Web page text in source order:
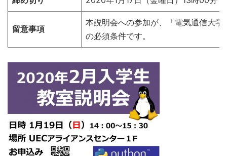
留意事項
本説明会への参加が、「電気通信大
の必須条件です。